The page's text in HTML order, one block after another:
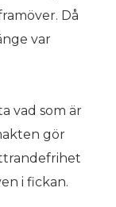
Då
var
vad som är
gör
i fickan.